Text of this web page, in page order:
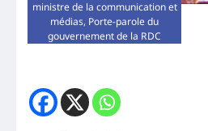
ministre de la communication et
médias, Porte-parole du
gouvernement de la RDC